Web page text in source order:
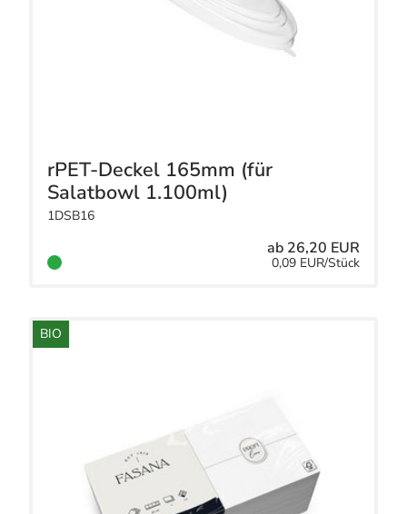
rPET-Deckel 165mm (für
Salatbowl 1.100ml)
1DSB16
ab 26,20 EUR
0,09 EUR/Stück
BIO